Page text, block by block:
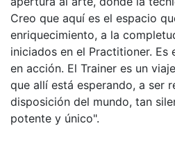
Creo que aquí es el espacio
enriquecimiento, a la
iniciados en el Practitioner. Es
en acción. El Trainer es un
que allí está esperando, a ser
disposición del mundo, tan
potente y único".